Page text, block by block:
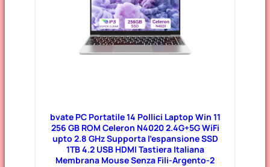
bvate PC Portatile 14 Pollici Laptop Win 11
256 GB ROM Celeron N4020 2.4G+5G WiFi
upto 2.8 GHz Supporta l’espansione SSD
1TB 4.2 USB HDMI Tastiera Italiana
Membrana Mouse Senza Fili-Argento-2